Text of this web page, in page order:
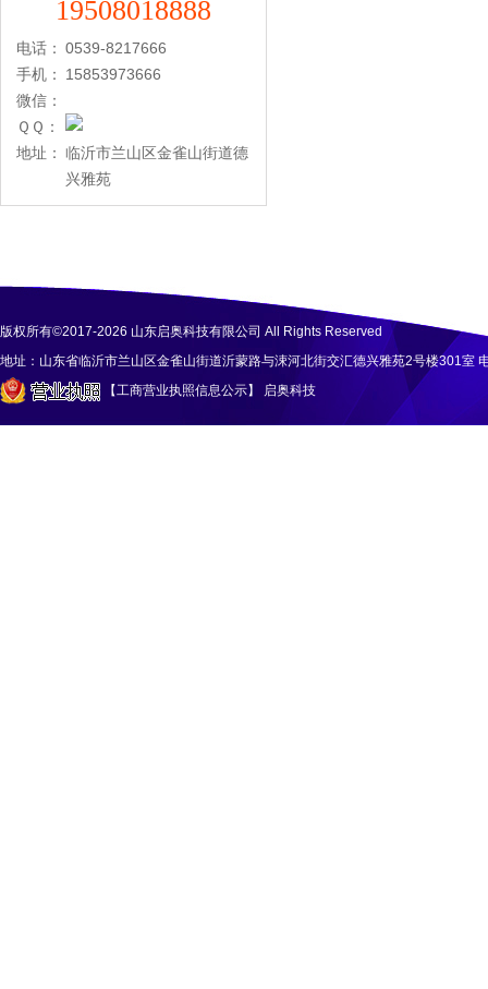
19508018888
电话： 0539-8217666
手机：
15853973666
微信：
ＱＱ：
地址： 临沂市兰山区金雀山街道德
兴雅苑
版权所有©2017-2026 山东启奥科技有限公司 All Rights Reserved
地址：山东省临沂市兰山区金雀山街道沂蒙路与涑河北街交汇德兴雅苑2号楼301室
【工商营业执照信息公示】 启奥科技